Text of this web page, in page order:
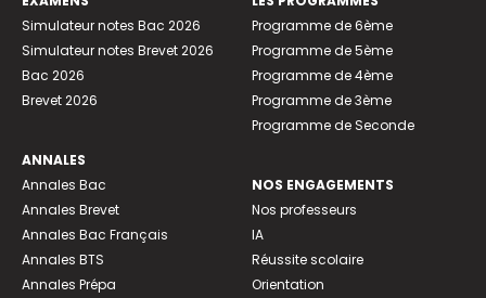
Simulateur notes Bac 2026
Simulateur notes Brevet 2026
Bac 2026
Brevet 2026
ANNALES
Annales Bac
Annales Brevet
Annales Bac Français
Annales BTS
Annales Prépa
Programme de 6ème
Programme de 5ème
Programme de 4ème
Programme de 3ème
Programme de Seconde
NOS ENGAGEMENTS
Nos professeurs
IA
Réussite scolaire
Orientation